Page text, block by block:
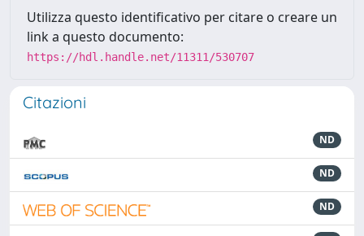
Utilizza questo identificativo per citare o creare un
link a questo documento:
https://hdl.handle.net/11311/530707
Citazioni
ND
ND
ND